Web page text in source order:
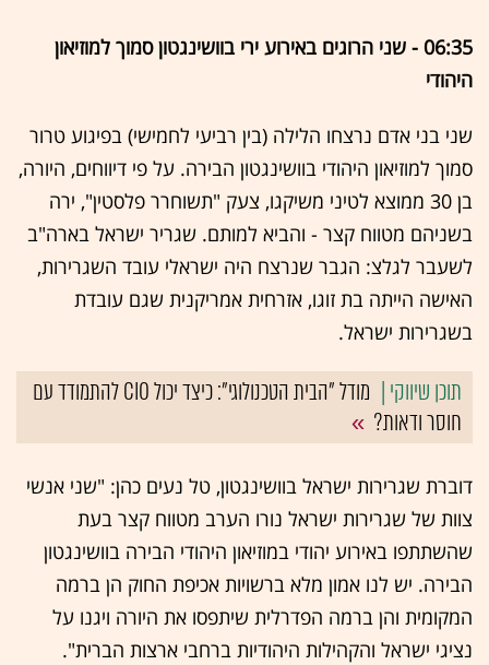
06:35 - שני הרוגים באירוע ירי בוושינגטון סמוך למוזיאון
היהודי
שני בני אדם נרצחו הלילה (בין רביעי לחמישי) בפיגוע טרור
סמוך למוזיאון היהודי בוושינגטון הבירה. על פי דיווחים, היורה,
בן 30 ממוצא לטיני משיקגו, צעק "תשוחרר פלסטין", ירה
בשניהם מטווח קצר - והביא למותם. שגריר ישראל בארה"ב
לשעבר לגלצ: הגבר שנרצח היה ישראלי עובד השגרירות,
האישה הייתה בת זוגו, אזרחית אמריקנית שגם עובדת
בשגרירות ישראל.
מודל "הבית הטכנולוגי": כיצד יכול CIO להתמודד עם
חוסר ודאות?
דוברת שגרירות ישראל בוושינגטון, טל נעים כהן: "שני אנשי
צוות של שגרירות ישראל נורו הערב מטווח קצר בעת
שהשתתפו באירוע יהודי במוזיאון היהודי הבירה בוושינגטון
הבירה. יש לנו אמון מלא ברשויות אכיפת החוק הן ברמה
המקומית והן ברמה הפדרלית שיתפסו את היורה ויגנו על
נציגי ישראל והקהילות היהודיות ברחבי ארצות הברית".